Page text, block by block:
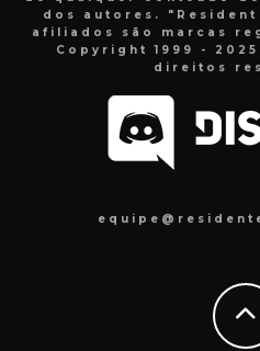
dos autores.
afiliados são marcas
Copyright 1999 -
direitos